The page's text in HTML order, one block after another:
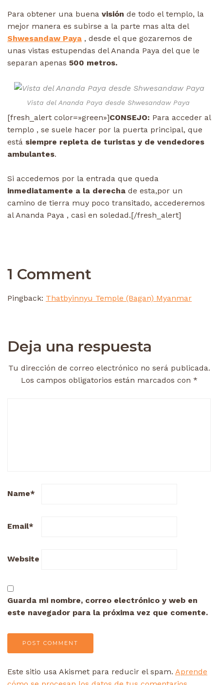
Para obtener una buena visión de todo el templo, la
mejor manera es subirse a la parte mas alta del
Shwesandaw Paya , desde el que gozaremos de
unas vistas estupendas del Ananda Paya del que le
separan apenas 500 metros.
Vista del Ananda Paya desde Shwesandaw Paya
[fresh_alert color=»green»]CONSEJO: Para acceder al
templo , se suele hacer por la puerta principal, que
está siempre repleta de turistas y de vendedores
ambulantes.
Si accedemos por la entrada que queda
inmediatamente a la derecha de esta,por un
camino de tierra muy poco transitado, accederemos
al Ananda Paya , casi en soledad.[/fresh_alert]
1 Comment
Pingback: Thatbyinnyu Temple (Bagan) Myanmar
Deja una respuesta
Tu dirección de correo electrónico no será publicada.
Los campos obligatorios están marcados con *
Name*
Email*
Website
Guarda mi nombre, correo electrónico y web en
este navegador para la próxima vez que comente.
Este sitio usa Akismet para reducir el spam. Aprende